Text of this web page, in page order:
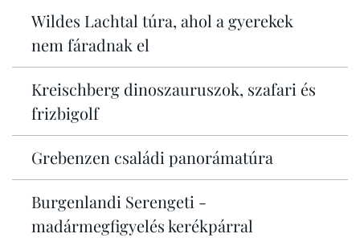
Wildes Lachtal túra, ahol a gyerekek
nem fáradnak el
Kreischberg dinoszauruszok, szafari és
frizbigolf
Grebenzen családi panorámatúra
Burgenlandi Serengeti -
madármegfigyelés kerékpárral